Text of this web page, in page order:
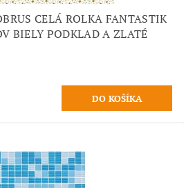
CELÁ ROLKA FANTASTIK
BIELY PODKLAD A ZLATÉ